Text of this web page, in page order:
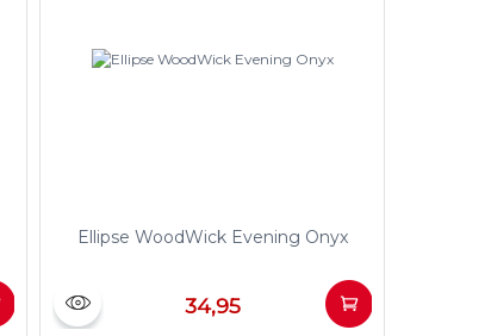
Ellipse WoodWick Evening Onyx
34,95